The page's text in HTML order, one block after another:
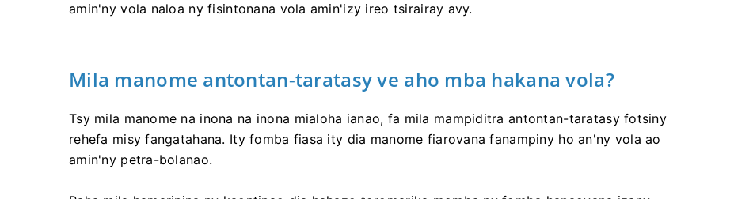
amin'ny vola naloa ny fisintonana vola amin'izy ireo tsirairay avy.
Mila manome antontan-taratasy ve aho mba hakana vola?
Tsy mila manome na inona na inona mialoha ianao, fa mila mampiditra antontan-taratasy fotsiny
rehefa misy fangatahana. Ity fomba fiasa ity dia manome fiarovana fanampiny ho an'ny vola ao
amin'ny petra-bolanao.